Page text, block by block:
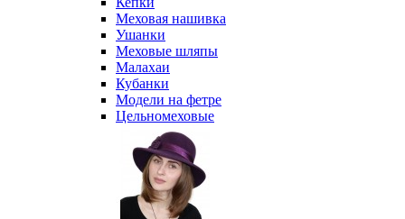
Меховая нашивка
Ушанки
Меховые шляпы
Малахаи
Кубанки
Модели на фетре
Цельномеховые